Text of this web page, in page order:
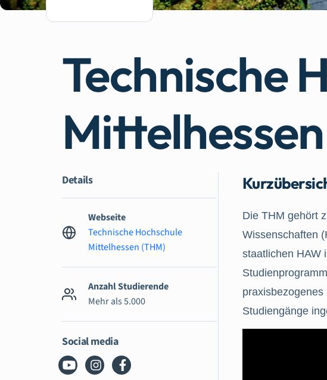
Technische
Details
Webseite
Technische Hochschule
Mittelhessen (THM)
Anzahl Studierende
Mehr als 5.000
Social media
Die THM gehört
Wissenschaften
staatlichen HAW
Studiengänge